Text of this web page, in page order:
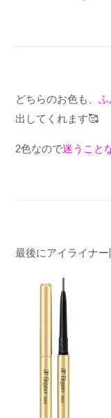
どちらのお色も、 ふ
出してくれます🥰
2色なので迷うこと
最後にアイライナー